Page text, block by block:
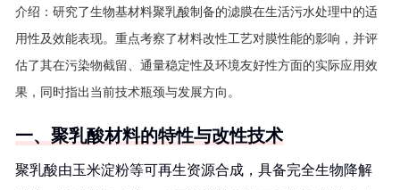
介绍： 研究了生物基材料聚乳酸制备的滤膜在生活污水处理中的适
用性及效能表现。重点考察了材料改性工艺对膜性能的影响，并评
估了其在污染物截留、通量稳定性及环境友好性方面的实际应用效
果，同时指出当前技术瓶颈与发展方向。
一、聚乳酸材料的特性与改性技术
聚乳酸由玉米淀粉等可再生资源合成，具备完全生物降解